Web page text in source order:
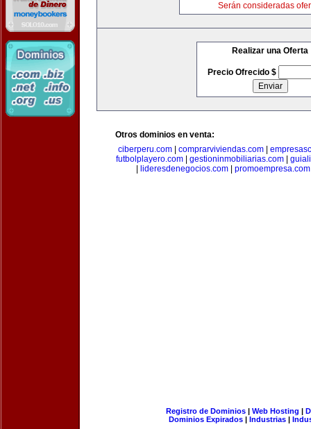
Serán consideradas
Realizar una Oferta
Precio Ofrecido $
Otros dominios en venta:
ciberperu.com
comprarviviendas.com
futbolplayero.com| gestioninmobiliarias.com|
lideresdenegocios.com promoempresa.com
Registro de Dominios| Web Hosting |
Dominios Expirados | Industrias |